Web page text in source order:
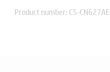
Product number: CS-CN627AE